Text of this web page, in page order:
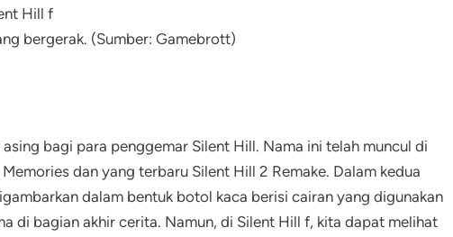
bergerak. (Sumber: Gamebrott)
bagi para penggemar Silent Hill. Nama ini telah muncul di
dan yang terbaru Silent Hill 2 Remake. Dalam kedua
dalam bentuk botol kaca berisi cairan yang digunakan
di bagian akhir cerita. Namun, di Silent Hill f, kita dapat melihat